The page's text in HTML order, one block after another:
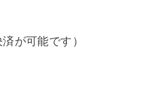
が可能です）